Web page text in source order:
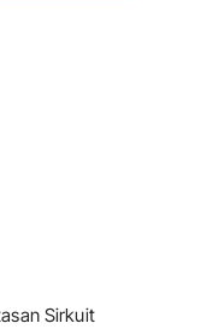
Sirkuit